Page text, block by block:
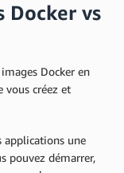
Docker vs
Docker en
vous créez et
applications une
pouvez démarrer,